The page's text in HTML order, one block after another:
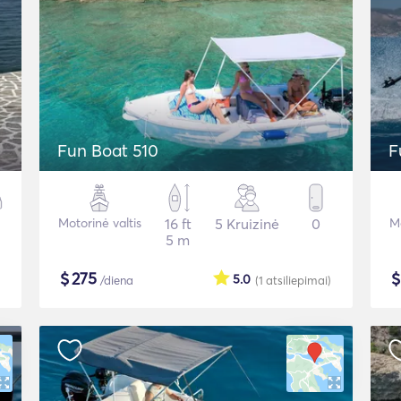
Fun Boat 510
Motorinė valtis
16 ft
5 m
5 Kruizinė 0
$275 /diena (1 atsiliepimai)
5.0